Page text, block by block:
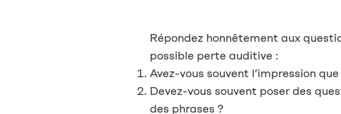
Répondez honnêtement aux
possible perte auditive :
Avez-vous souvent l’impression
Devez-vous souvent poser des
des phrases ?